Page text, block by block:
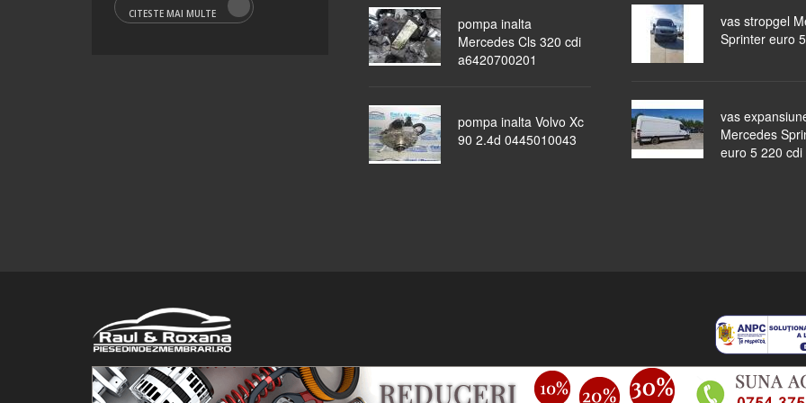
CITESTE MAI MULTE
pompa inalta
Mercedes Cls 320 cdi
a6420700201
pompa inalta Volvo Xc
90 2.4d 0445010043
vas stropgel
Sprinter euro
vas
Mercedes
euro 5 220 cdi
© 2016 Raul&Roxana SRL. Toate drepturile rezervate. piese auto masini dezmembrate ocazii lichidari